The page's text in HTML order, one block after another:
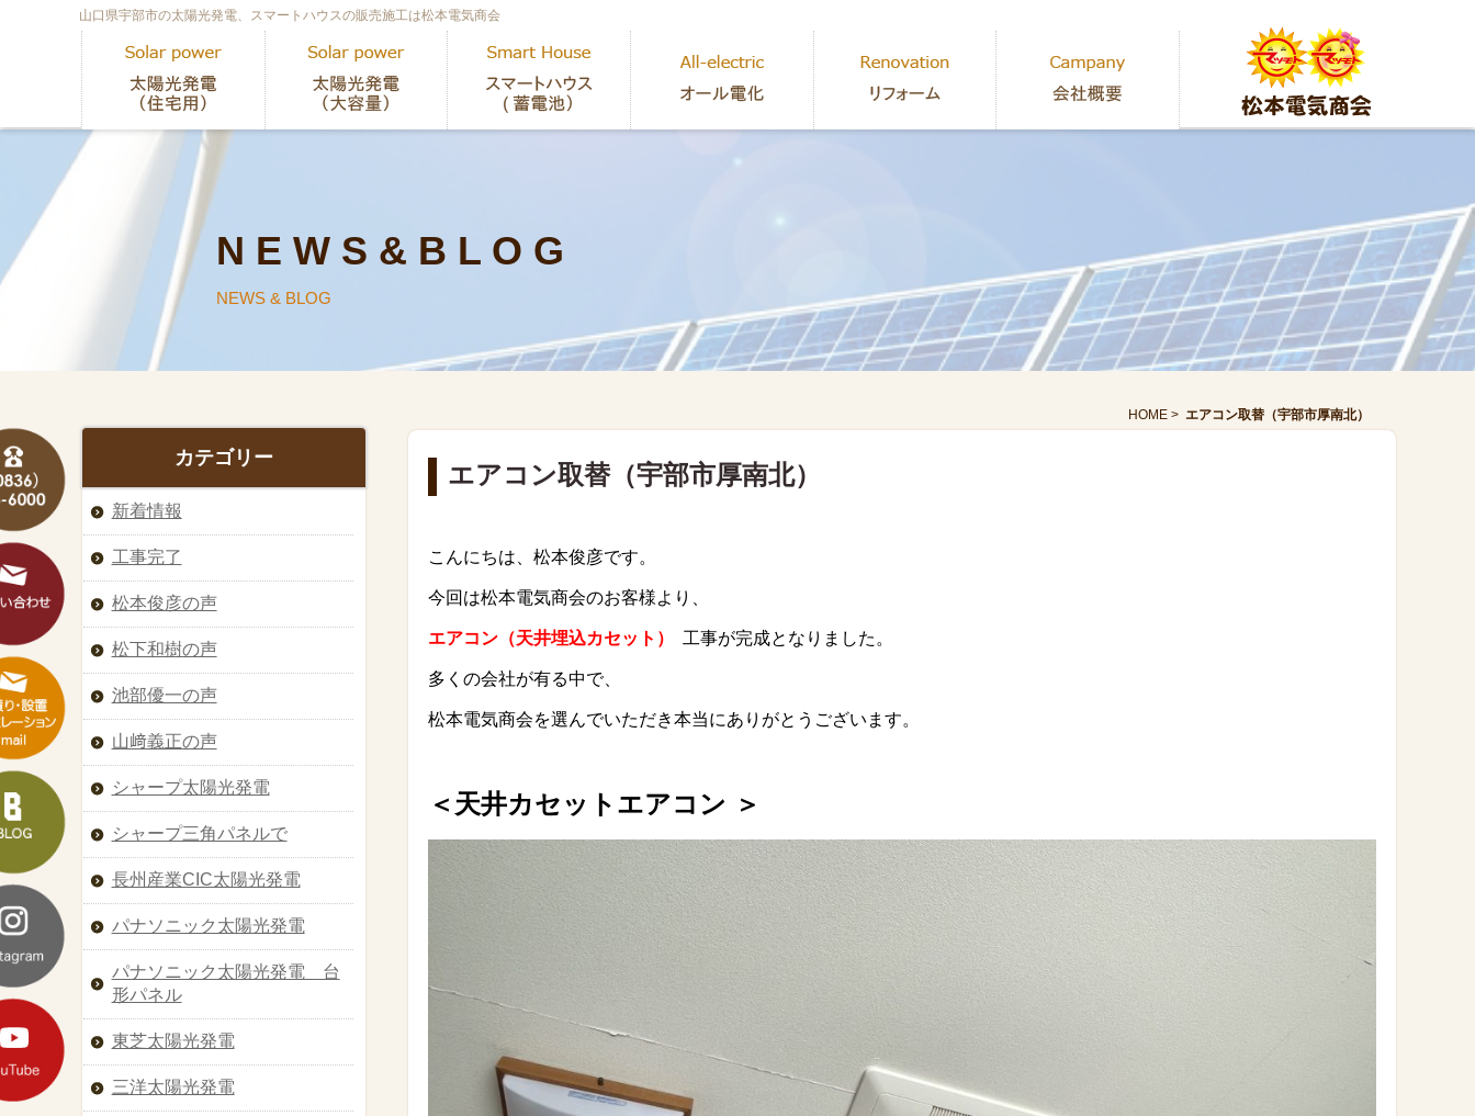
山口県宇部市の太陽光発電、スマートハウスの販売施工は松本電気商会
N E W S & B L O G
NEWS & BLOG
HOME > エアコン取替（宇部市厚南北）
エアコン取替（宇部市厚南北）
こんにちは、松本俊彦です。
今回は松本電気商会のお客様より、
エアコン（天井埋込カセット） 工事が完成となりました。
多くの会社が有る中で、
松本電気商会を選んでいただき本当にありがとうございます。
＜天井カセットエアコン ＞
カテゴリー
新着情報
工事完了
松本俊彦の声
松下和樹の声
池部優一の声
山﨑義正の声
シャープ太陽光発電
シャープ三角パネルで
長州産業CIC太陽光発電
パナソニック太陽光発電
パナソニック太陽光発電 台
形パネル
東芝太陽光発電
三洋太陽光発電